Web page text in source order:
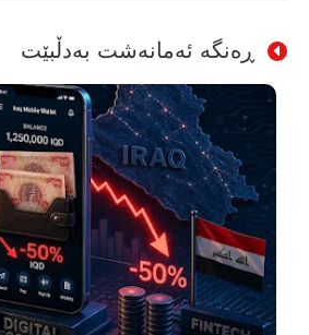
ڕەنگە ئەمانەشت بەدڵبێت